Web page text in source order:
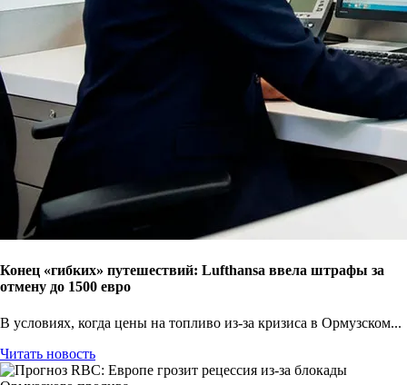
Конец «гибких» путешествий: Lufthansa ввела штрафы за
отмену до 1500 евро
В условиях, когда цены на топливо из-за кризиса в Ормузском...
Читать новость